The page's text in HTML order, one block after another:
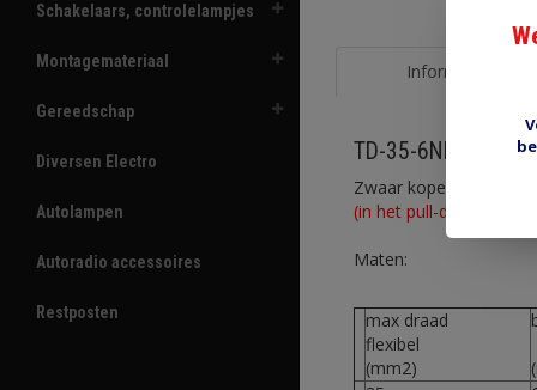
Schakelaars, controlelampjes
Montagemateriaal
Gereedschap
Diversen Electro
Autolampen
Autoradio accessoires
Restposten
Informatie
TD-35-6NF
Zwaar koperen
(in het pull-down
Maten:
max draad
flexibel
(mm2)